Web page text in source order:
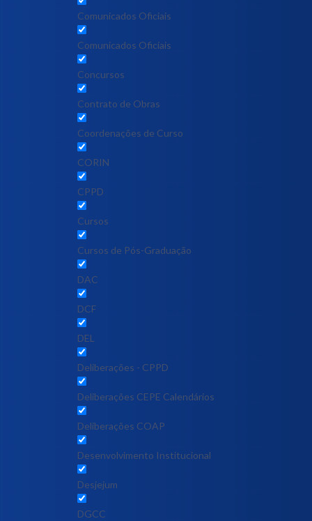
Comunicados Oficiais
Comunicados Oficiais
Concursos
Contrato de Obras
Coordenações de Curso
CORIN
CPPD
Cursos
Cursos de Pós-Graduação
DAC
DCF
DEL
Deliberações - CPPD
Deliberações CEPE Calendários
Deliberações COAP
Desenvolvimento Institucional
Desjejum
DGCC